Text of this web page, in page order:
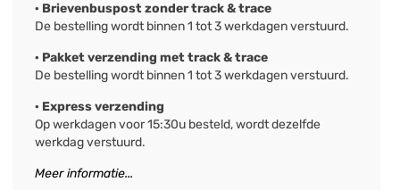
· Brievenbuspost zonder track & trace
De bestelling wordt binnen 1 tot 3 werkdagen verstuurd.
· Pakket verzending met track & trace
De bestelling wordt binnen 1 tot 3 werkdagen verstuurd.
· Express verzending
Op werkdagen voor 15:30u besteld, wordt dezelfde
werkdag verstuurd.
Meer informatie...